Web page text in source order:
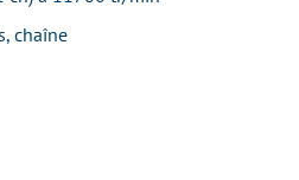
chaîne